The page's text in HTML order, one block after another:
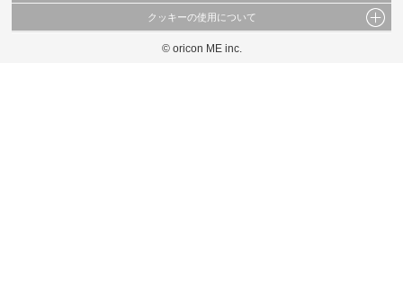
これらの情報を権利者の許可なく無断転載・複製などの二次利用を行うことは固く禁じて
当サイトに掲載している内容はすべてサービスの利用者が提出された見解・感想です。
弊社の見解・ 意見ではないことをご理解いただいた上でご覧ください。
クッキーの使用について
このサイトでは Cookie を使用して、ユーザーに合わせたコンテンツや広告の表示、ソー
© oricon ME inc.